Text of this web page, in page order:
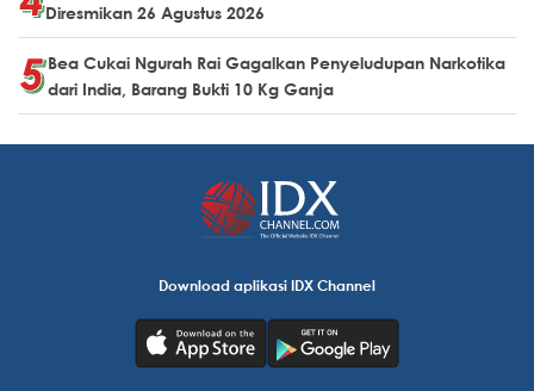
Diresmikan 26 Agustus 2026
Bea Cukai Ngurah Rai Gagalkan Penyeludupan Narkotika
dari India, Barang Bukti 10 Kg Ganja
Download aplikasi IDX Channel